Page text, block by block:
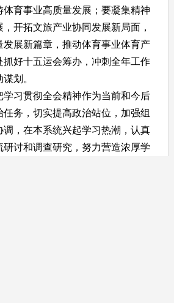
育事业高质量发展；要凝集精神
开拓文旅产业协同发展新局面，
展新篇章，推动体育事业体育产
抓好十五运会筹办， 冲刺全年工作
划。
习贯彻全会精神作为当前和今后
务，切实提高政治站位，加强组
，在本系统兴起学习热潮，认真
讨和调查研究，努力营造浓厚学